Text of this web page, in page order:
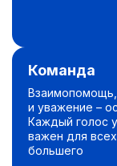
Команда
и уважение –
Каждый голос
важен для
большего